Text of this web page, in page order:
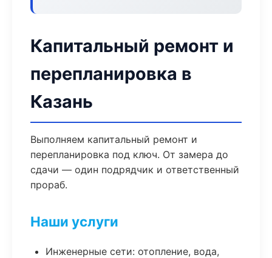
Капитальный ремонт и
перепланировка в
Казань
Выполняем капитальный ремонт и
перепланировка под ключ. От замера до
сдачи — один подрядчик и ответственный
прораб.
Наши услуги
Инженерные сети: отопление, вода,